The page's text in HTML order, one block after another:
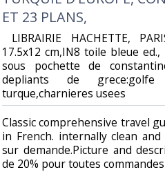
ET 23 PLANS, ‎
LIBRAIRIE HACHETTE,
17.5x12 cm,IN8 toile bleue
sous pochette de
depliants de
turque,charnieres usees‎
‎Classic comprehensive travel
in French. internally clean
sur demande.Picture and
de 20% pour toutes